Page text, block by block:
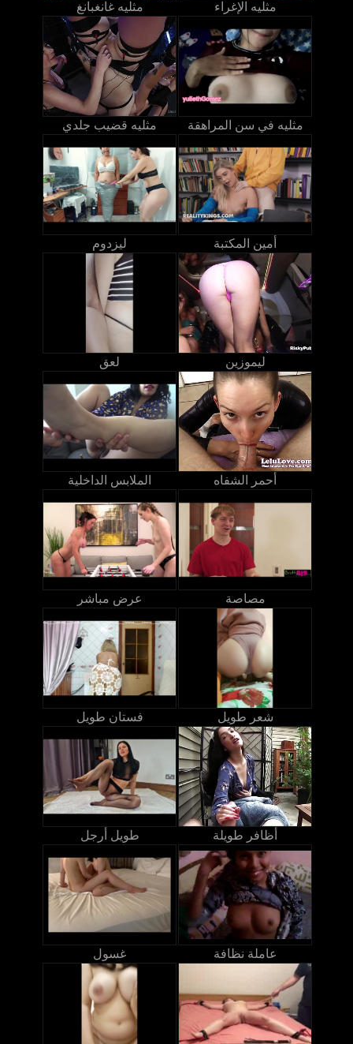
مثليه غانغبانغ مثليه الإغراء
مثليه قضيب جلدي مثليه في سن المراهقة
ليزدوم أمين المكتبة
لعق ليموزين
الملابس الداخلية أحمر الشفاه
عرض مباشر مصاصة
فستان طويل شعر طويل
طويل أرجل أظافر طويلة
غسول عاملة نظافة